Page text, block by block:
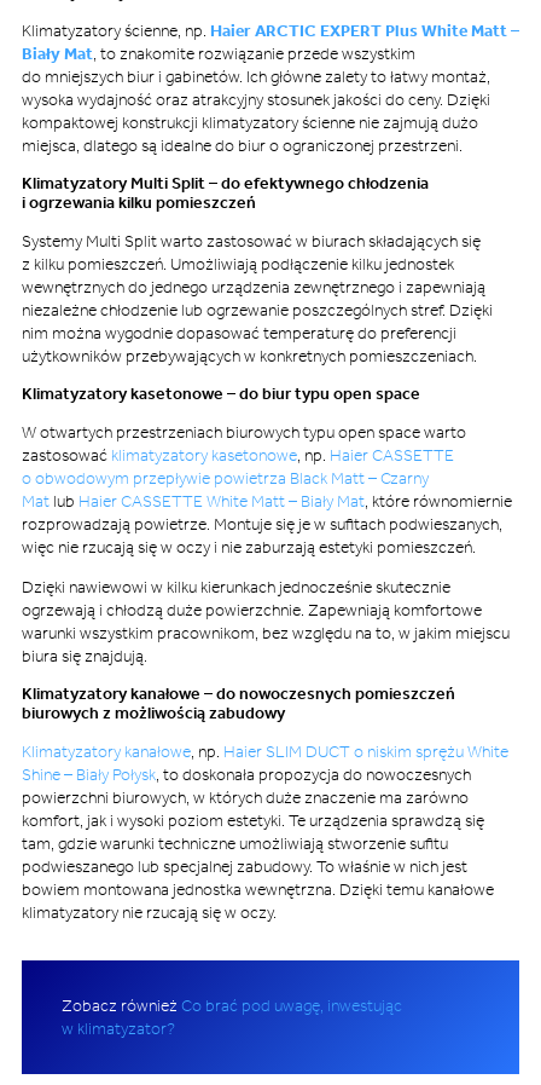
Klimatyzatory ścienne, np. Haier ARCTIC EXPERT Plus White Matt –
Biały Mat, to znakomite rozwiązanie przede wszystkim
do mniejszych biur i gabinetów. Ich główne zalety to łatwy montaż,
wysoka wydajność oraz atrakcyjny stosunek jakości do ceny. Dzięki
kompaktowej konstrukcji klimatyzatory ścienne nie zajmują dużo
miejsca, dlatego są idealne do biur o ograniczonej przestrzeni.
Klimatyzatory Multi Split – do efektywnego chłodzenia
i ogrzewania kilku pomieszczeń
Systemy Multi Split warto zastosować w biurach składających się
z kilku pomieszczeń. Umożliwiają podłączenie kilku jednostek
wewnętrznych do jednego urządzenia zewnętrznego i zapewniają
niezależne chłodzenie lub ogrzewanie poszczególnych stref. Dzięki
nim można wygodnie dopasować temperaturę do preferencji
użytkowników przebywających w konkretnych pomieszczeniach.
Klimatyzatory kasetonowe – do biur typu open space
W otwartych przestrzeniach biurowych typu open space warto
zastosować klimatyzatory kasetonowe, np. Haier CASSETTE
o obwodowym przepływie powietrza Black Matt – Czarny
Mat lub Haier CASSETTE White Matt – Biały Mat, które równomiernie
rozprowadzają powietrze. Montuje się je w sufitach podwieszanych,
więc nie rzucają się w oczy i nie zaburzają estetyki pomieszczeń.
Dzięki nawiewowi w kilku kierunkach jednocześnie skutecznie
ogrzewają i chłodzą duże powierzchnie. Zapewniają komfortowe
warunki wszystkim pracownikom, bez względu na to, w jakim miejscu
biura się znajdują.
Klimatyzatory kanałowe – do nowoczesnych pomieszczeń
biurowych z możliwością zabudowy
Klimatyzatory kanałowe, np. Haier SLIM DUCT o niskim sprężu White
Shine – Biały Połysk, to doskonała propozycja do nowoczesnych
powierzchni biurowych, w których duże znaczenie ma zarówno
komfort, jak i wysoki poziom estetyki. Te urządzenia sprawdzą się
tam, gdzie warunki techniczne umożliwiają stworzenie sufitu
podwieszanego lub specjalnej zabudowy. To właśnie w nich jest
bowiem montowana jednostka wewnętrzna. Dzięki temu kanałowe
klimatyzatory nie rzucają się w oczy.
Zobacz równieżCo brać pod uwagę, inwestując
w klimatyzator?